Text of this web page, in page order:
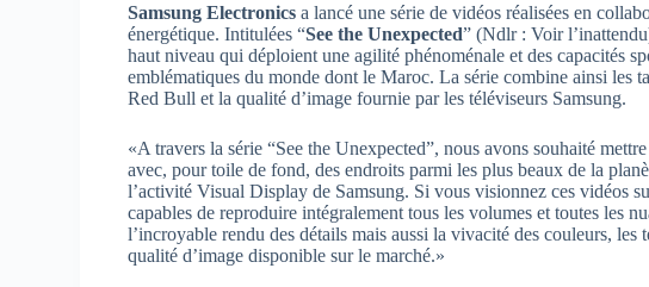
Samsung Electronics a lancé une série de vidéos réalisées en
énergétique. Intitulées “See the Unexpected” (Ndlr : Voir
haut niveau qui déploient une agilité phénoménale et des capacités
emblématiques du monde dont le Maroc. La série combine ainsi les
Red Bull et la qualité d’image fournie par les téléviseurs Samsung.
«A travers la série “See the Unexpected”, nous avons souhaité
avec, pour toile de fond, des endroits parmi les plus beaux de la
l’activité Visual Display de Samsung. Si vous visionnez ces vidéos
capables de reproduire intégralement tous les volumes et toutes les
l’incroyable rendu des détails mais aussi la vivacité des couleurs,
qualité d’image disponible sur le marché.»